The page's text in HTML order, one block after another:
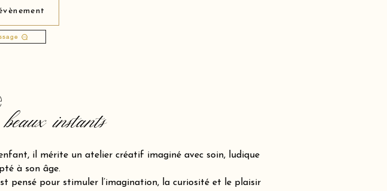
instants
il mérite un atelier créatif imaginé avec soin, ludique
à son âge.
pensé pour stimuler l’imagination, la curiosité et le plaisir